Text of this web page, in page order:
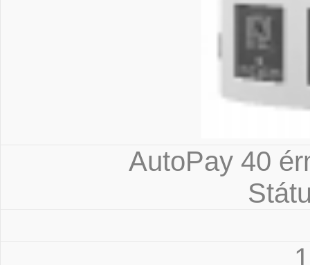
AutoPay 40